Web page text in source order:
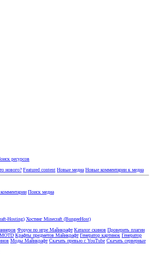
ресурсов
нового? Featured content Новые медиа Новые комментарии к медиа
Поиск медиа
Hosting) Хостинг Minecraft (BungeeHost)
Форум по игре Майнкрафт Каталог скинов Проверить плагин
Крафты предметов Майнкрафт Генератор картинок Генератор
Моды Майнкрафт Скачать превью с YouTube Скачать серверные